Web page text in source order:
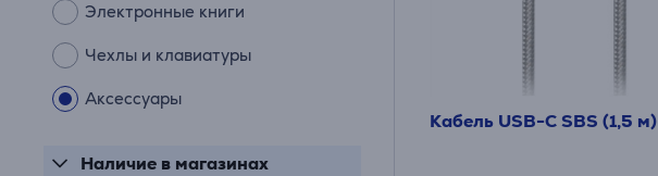
Электронные книги
Чехлы и клавиатуры
Аксессуары
Наличие в магазинах
Кабель USB-C SBS (1,5 м)